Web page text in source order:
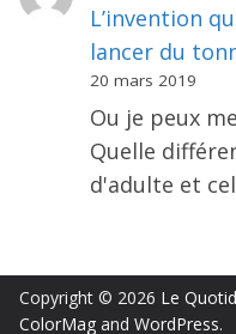
L’invention
lancer du
20 mars 2019
Ou je peux
Quelle
d'adulte et
Copyright © 2026 Le
ColorMag and WordPress.